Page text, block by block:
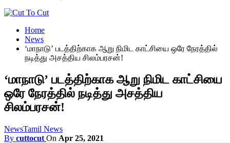
Home
News
‘மாநாடு’ படத்திற்காக ஆறு நிமிட காட்சியை ஒரே நேரத்தில்
நடித்து அசத்திய சிலம்பரசன்!
‘மாநாடு’ படத்திற்காக ஆறு நிமிட காட்சியை
ஒரே நேரத்தில் நடித்து அசத்திய
சிலம்பரசன்!
NewsTamil News
By cuttocut On Apr 25, 2021